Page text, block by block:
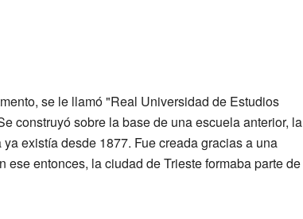
se le llamó "Real Universidad de Estudios
construyó sobre la base de una escuela anterior, la
existía desde 1877. Fue creada gracias a una
entonces, la ciudad de Trieste formaba parte de